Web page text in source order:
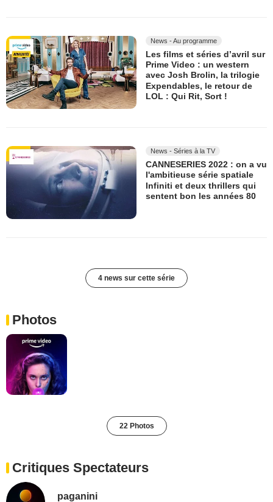
News - Au programme
Les films et séries d’avril sur
Prime Video : un western
avec Josh Brolin, la trilogie
Expendables, le retour de
LOL : Qui Rit, Sort !
News - Séries à la TV
CANNESERIES 2022 : on a vu
l'ambitieuse série spatiale
Infiniti et deux thrillers qui
sentent bon les années 80
4 news sur cette série
Photos
22 Photos
Critiques Spectateurs
paganini